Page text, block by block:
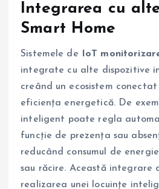
Integrarea cu
Smart Home
Sistemele de IoT
integrate cu alte dispozitive
creând un ecosistem
eficiența energetică. De
inteligent poate regla
funcție de prezența sau
reducând consumul de
sau răcire. Această integrare
realizarea unei locuințe